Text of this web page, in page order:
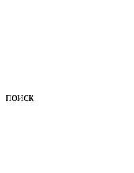
поиск